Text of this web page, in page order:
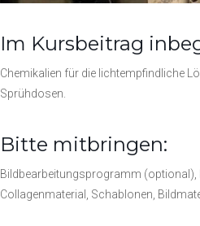
Im Kursbeitrag
Chemikalien für die lichtempfindliche
Sprühdosen.
Bitte mitbringen:
Bildbearbeitungsprogramm (optional),
Collagenmaterial, Schablonen,